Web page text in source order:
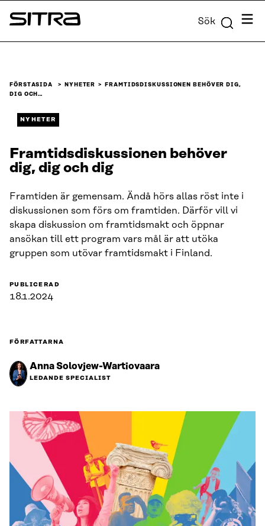
Skip to
content
Sitra Sök Meny
FÖRSTASIDA NYHETER
FRAMTIDSDISKUSSIONEN BEHÖVER DIG,
DIG OCH…
NYHETER
Framtidsdiskussionen behöver
dig, dig och dig
Framtiden är gemensam. Ändå hörs allas röst inte i
diskussionen som förs om framtiden. Därför vill vi
skapa diskussion om framtidsmakt och öppnar
ansökan till ett program vars mål är att utöka
gruppen som utövar framtidsmakt i Finland.
PUBLICERAD
18.1.2024
FÖRFATTARNA
Anna Solovjew-Wartiovaara
LEDANDE SPECIALIST